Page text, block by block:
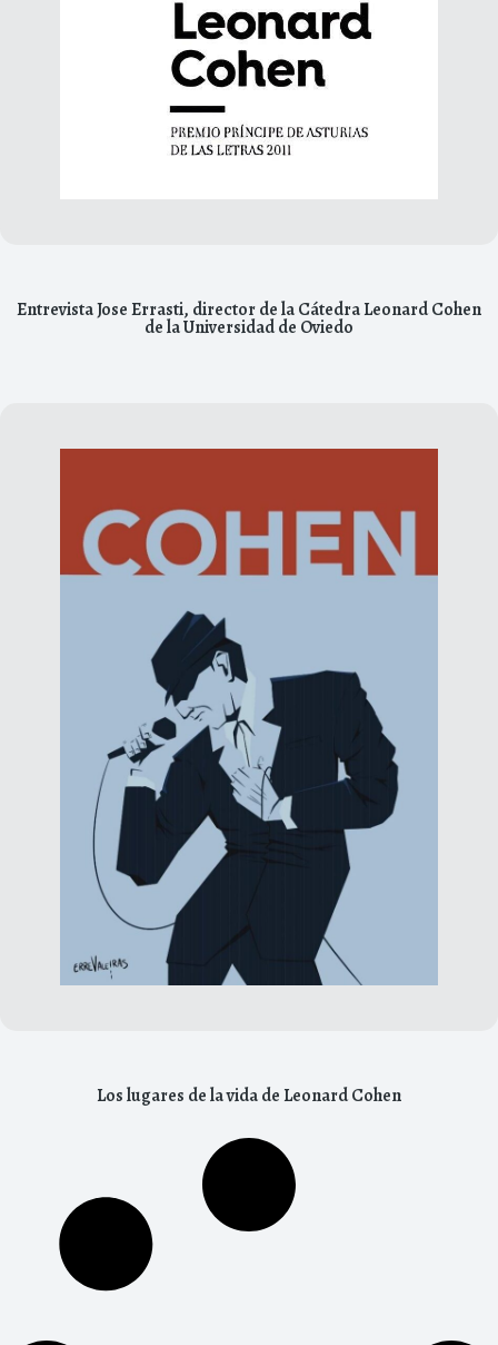
Entrevista Jose Errasti, director de la Cátedra Leonard Cohen
de la Universidad de Oviedo
Los lugares de la vida de Leonard Cohen